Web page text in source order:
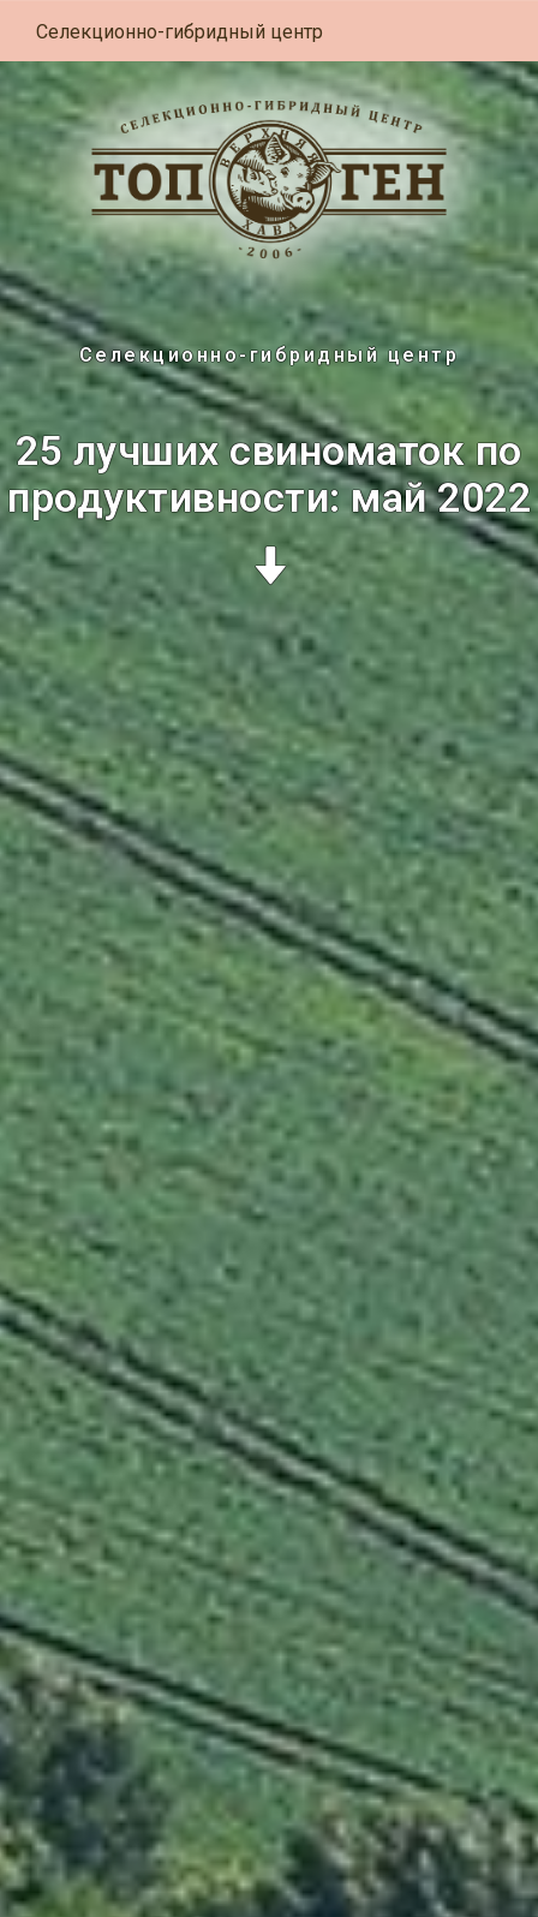
Селекционно-гибридный центр
Селекционно-гибридный центр
25 лучших свиноматок по
продуктивности: май 2022